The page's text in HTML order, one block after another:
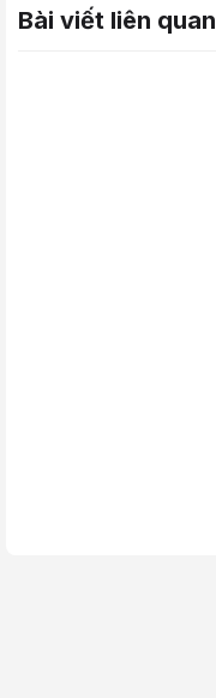
Bài viết liên quan